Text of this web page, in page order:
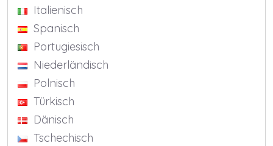
Italienisch
Spanisch
Portugiesisch
Niederländisch
Polnisch
Türkisch
Dänisch
Tschechisch